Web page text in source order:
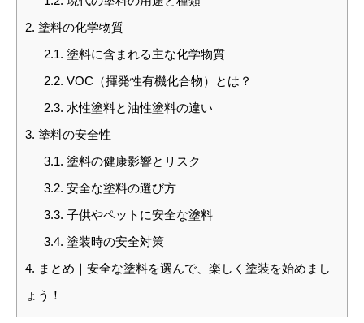
2. 塗料の化学物質
2.1. 塗料に含まれる主な化学物質
2.2. VOC（揮発性有機化合物）とは？
2.3. 水性塗料と油性塗料の違い
3. 塗料の安全性
3.1. 塗料の健康影響とリスク
3.2. 安全な塗料の選び方
3.3. 子供やペットに安全な塗料
3.4. 塗装時の安全対策
4. まとめ｜安全な塗料を選んで、楽しく塗装を始めまし
ょう！